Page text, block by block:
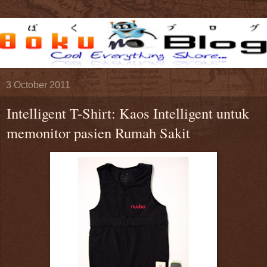
3 October 2011
Intelligent T-Shirt: Kaos Intelligent untuk
memonitor pasien Rumah Sakit